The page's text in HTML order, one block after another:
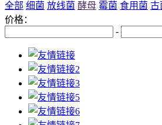
全部 细菌 放线菌 酵母 霉菌 食用菌 古
价格：
-